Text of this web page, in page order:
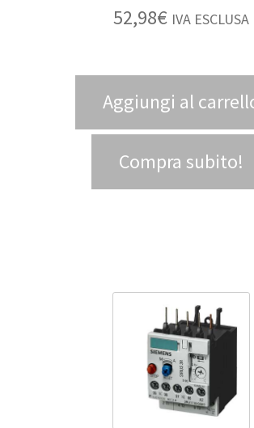
52,98€ IVA ESCLUSA
Aggiungi al
Compra subito!